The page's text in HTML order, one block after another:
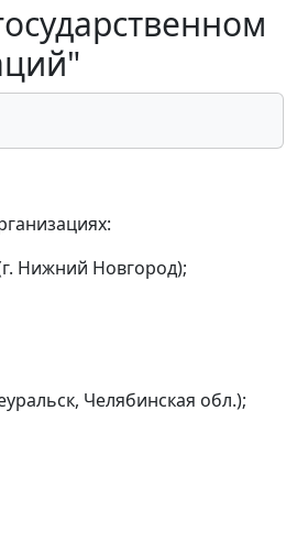
Нижний Новгород);
Челябинская обл.);